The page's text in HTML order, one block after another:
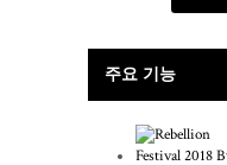
주요 기능